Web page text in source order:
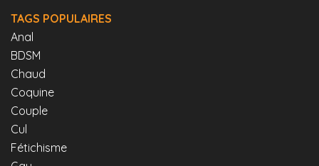
TAGS POPULAIRES
Anal
BDSM
Chaud
Coquine
Couple
Cul
Fétichisme